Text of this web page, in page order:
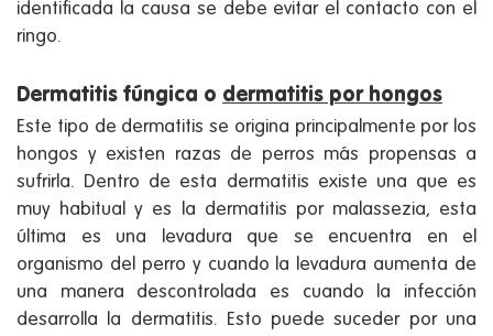
identificada la causa se debe evitar el contacto con el
ringo.
Dermatitis fúngica o dermatitis por hongos
Este tipo de dermatitis se origina principalmente por los
hongos y existen razas de perros más propensas a
sufrirla. Dentro de esta dermatitis existe una que es
muy habitual y es la dermatitis por malassezia, esta
última es una levadura que se encuentra en el
organismo del perro y cuando la levadura aumenta de
una manera descontrolada es cuando la infección
desarrolla la dermatitis. Esto puede suceder por una